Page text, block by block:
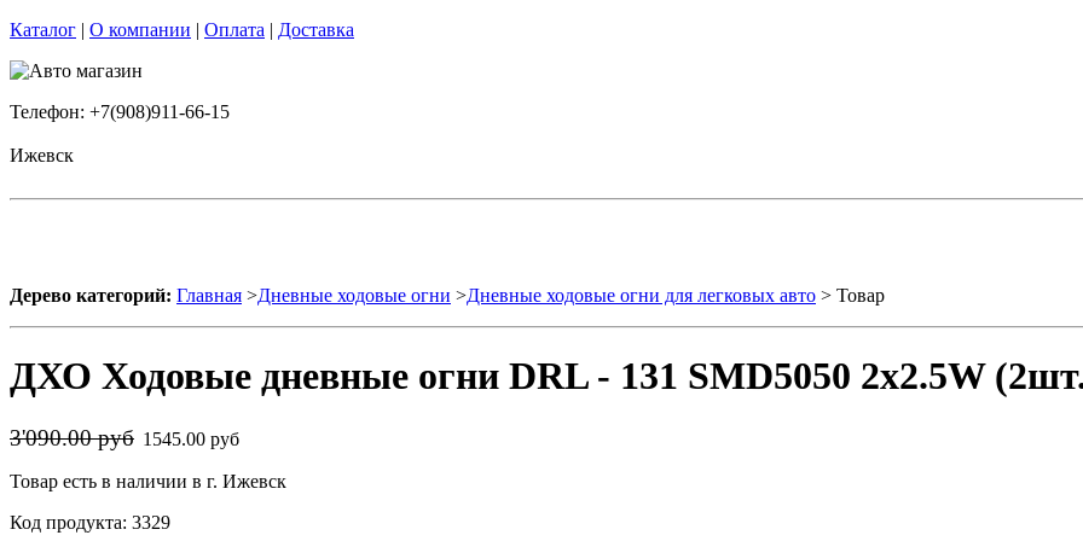
Каталог | О компании | Оплата | Доставка
Телефон: +7(908)911-66-15
Ижевск
Дерево категорий: Главная >Дневные ходовые огни >Дневные ходовые огни для легковых авто > Товар
ДХО Ходовые дневные огни DRL - 131 SMD5050 2x2.5W
3'090.00 руб 1545.00 руб
Товар есть в наличии в г. Ижевск
Код продукта: 3329